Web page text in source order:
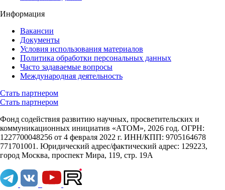
Информация
Вакансии
Документы
Условия использования материалов
Политика обработки персональных данных
Часто задаваемые вопросы
Международная деятельность
Стать партнером
Стать партнером
Фонд содействия развитию научных, просветительских и
коммуникационных инициатив «АТОМ», 2026 год. ОГРН:
1227700048256 от 4 февраля 2022 г. ИНН/КПП: 9705164678
771701001. Юридический адрес/фактический адрес: 129223,
город Москва, проспект Мира, 119, стр. 19А